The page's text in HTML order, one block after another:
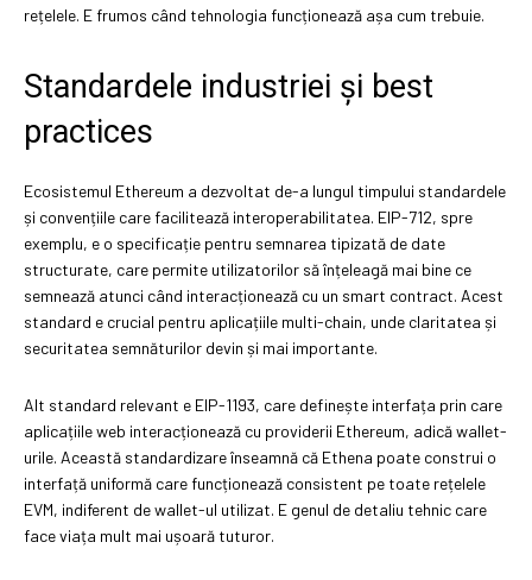
rețelele. E frumos când tehnologia funcționează așa cum trebuie.
Standardele industriei și best
practices
Ecosistemul Ethereum a dezvoltat de-a lungul timpului standardele
și convențiile care facilitează interoperabilitatea. EIP-712, spre
exemplu, e o specificație pentru semnarea tipizată de date
structurate, care permite utilizatorilor să înțeleagă mai bine ce
semnează atunci când interacționează cu un smart contract. Acest
standard e crucial pentru aplicațiile multi-chain, unde claritatea și
securitatea semnăturilor devin și mai importante.
Alt standard relevant e EIP-1193, care definește interfața prin care
aplicațiile web interacționează cu providerii Ethereum, adică wallet-
urile. Această standardizare înseamnă că Ethena poate construi o
interfață uniformă care funcționează consistent pe toate rețelele
EVM, indiferent de wallet-ul utilizat. E genul de detaliu tehnic care
face viața mult mai ușoară tuturor.